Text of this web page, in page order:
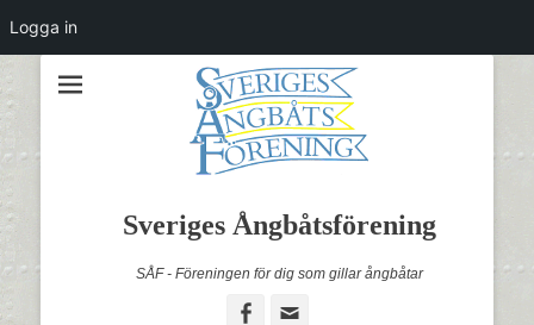
Sveriges Ångbåtsförening
SÅF - Föreningen för dig som gillar ångbåtar
Facebook
Logga in